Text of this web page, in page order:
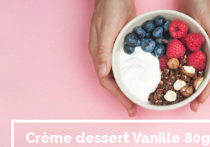
Crème dessert Vanille 80g